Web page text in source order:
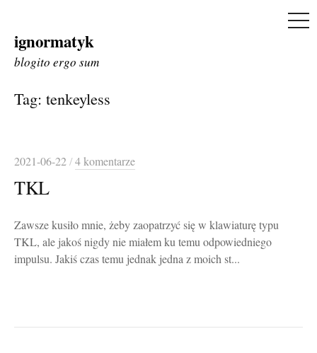
Skip
to
ignormatyk
blogito ergo sum
Tag: tenkeyless
2021-06-22/4 komentarze
TKL
Zawsze kusiło mnie, żeby zaopatrzyć się w klawiaturę typu
TKL, ale jakoś nigdy nie miałem ku temu odpowiedniego
impulsu. Jakiś czas temu jednak jedna z moich st...